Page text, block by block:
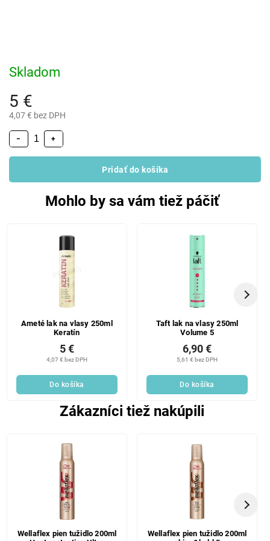
5 €
4,07 € bez DPH
Skladom
+
−
Pridať do košíka
Mohlo by sa vám tiež páčiť
Ameté lak na vlasy 250ml
Keratín
4,07 € bez DPH
5 €
Do košíka
Taft lak na vlasy 250ml
Volume 5
5,61 € bez DPH
6,90 €
Do košíka
Zákazníci tiež nakúpili
Wellaflex pien tužidlo 200ml
Wellaflex pien tužidlo 200ml